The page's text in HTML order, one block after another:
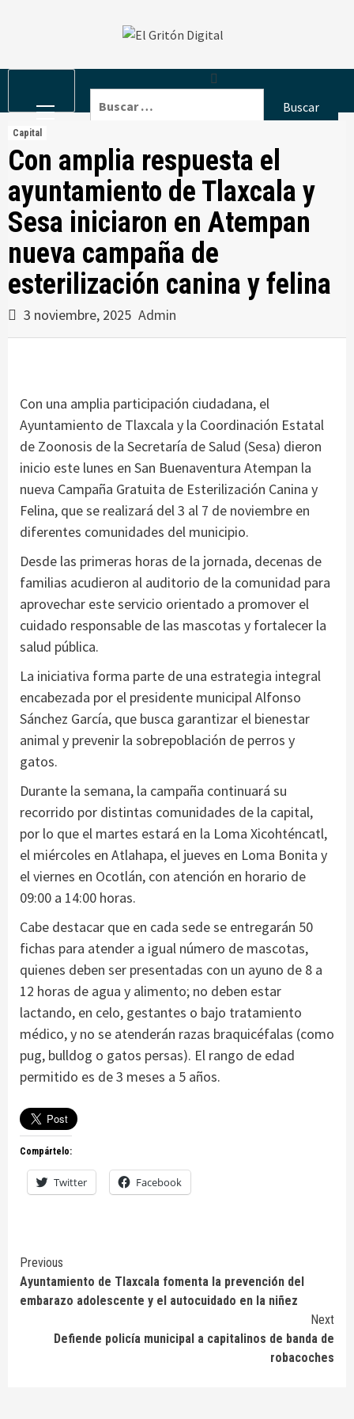
Menu
Capital
Con amplia respuesta el
ayuntamiento de Tlaxcala y
Sesa iniciaron en Atempan
nueva campaña de
esterilización canina y felina
3 noviembre, 2025 Admin
Con una amplia participación ciudadana, el
Ayuntamiento de Tlaxcala y la Coordinación Estatal
de Zoonosis de la Secretaría de Salud (Sesa) dieron
inicio este lunes en San Buenaventura Atempan la
nueva Campaña Gratuita de Esterilización Canina y
Felina, que se realizará del 3 al 7 de noviembre en
diferentes comunidades del municipio.
Desde las primeras horas de la jornada, decenas de
familias acudieron al auditorio de la comunidad para
aprovechar este servicio orientado a promover el
cuidado responsable de las mascotas y fortalecer la
salud pública.
La iniciativa forma parte de una estrategia integral
encabezada por el presidente municipal Alfonso
Sánchez García, que busca garantizar el bienestar
animal y prevenir la sobrepoblación de perros y
gatos.
Durante la semana, la campaña continuará su
recorrido por distintas comunidades de la capital,
por lo que el martes estará en la Loma Xicohténcatl,
el miércoles en Atlahapa, el jueves en Loma Bonita y
el viernes en Ocotlán, con atención en horario de
09:00 a 14:00 horas.
Cabe destacar que en cada sede se entregarán 50
fichas para atender a igual número de mascotas,
quienes deben ser presentadas con un ayuno de 8 a
12 horas de agua y alimento; no deben estar
lactando, en celo, gestantes o bajo tratamiento
médico, y no se atenderán razas braquicéfalas (como
pug, bulldog o gatos persas). El rango de edad
permitido es de 3 meses a 5 años.
Compártelo:
Twitter Facebook
Continue
Reading
Previous
Ayuntamiento de Tlaxcala fomenta la prevención del
embarazo adolescente y el autocuidado en la niñez
Next
Defiende policía municipal a capitalinos de banda de
robacoches